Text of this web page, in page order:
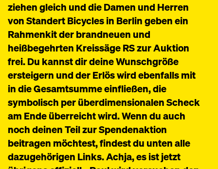
ziehen gleich und die Damen und Herren
von Standert Bicycles in Berlin geben ein
Rahmenkit der brandneuen und
heißbegehrten Kreissäge RS zur Auktion
frei. Du kannst dir deine Wunschgröße
ersteigern und der Erlös wird ebenfalls mit
in die Gesamtsumme einfließen, die
symbolisch per überdimensionalen Scheck
am Ende überreicht wird. Wenn du auch
noch deinen Teil zur Spendenaktion
beitragen möchtest, findest du unten alle
dazugehörigen Links. Achja, es ist jetzt